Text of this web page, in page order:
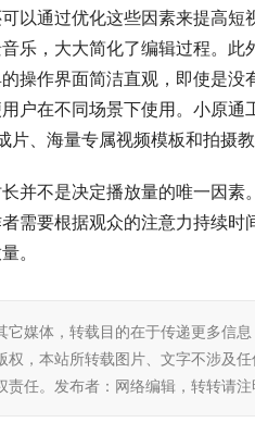
以通过优化这些因素来提高
乐，大大简化了编辑过程。
操作界面简洁直观，即使是
户在不同场景下使用。小原
、海量专属视频模板和拍摄
并不是决定播放量的唯一因
需要根据观众的注意力持续
。
它媒体，转载目的在于传递更多信
权，本站所转载图片、文字不涉及
任。发布者：网络编辑，转转请注